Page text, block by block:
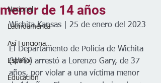
Nacional
Latinoamérica
Así Funciona...
Español
Educación
menor de 14 años
Wichita Kansas | 25 de enero del 2023
El Departamento de Policía de Wichita
(WPD) arrestó a Lorenzo Gary, de 37
años, por violar a una víctima menor